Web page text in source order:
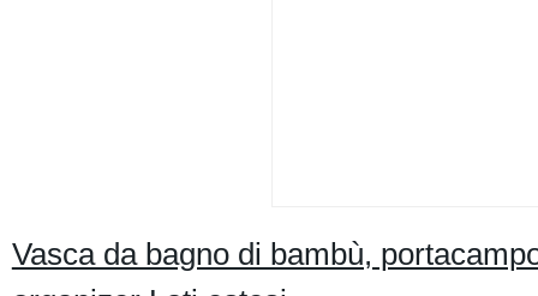
Vasca da bagno di bambù,